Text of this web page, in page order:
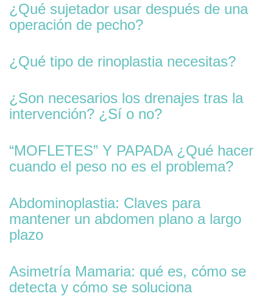
¿Qué sujetador usar después de una
operación de pecho?
¿Qué tipo de rinoplastia necesitas?
¿Son necesarios los drenajes tras la
intervención? ¿Sí o no?
“MOFLETES” Y PAPADA ¿Qué hacer
cuando el peso no es el problema?
Abdominoplastia: Claves para
mantener un abdomen plano a largo
plazo
Asimetría Mamaria: qué es, cómo se
detecta y cómo se soluciona